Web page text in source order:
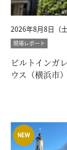
2026年8月8日（土
現場レポート
ビルトインガ
ウス（横浜市）